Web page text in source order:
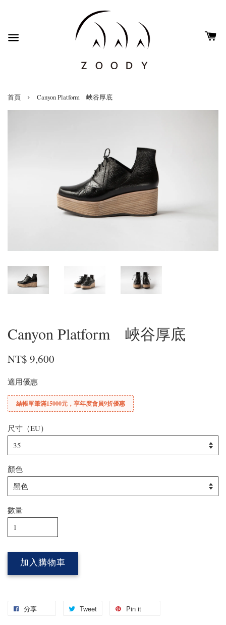
首頁 › Canyon Platform 峽谷厚底
Canyon Platform 峽谷厚底
NT$ 9,600
適用優惠
結帳單筆滿15000元，享年度會員9折優惠
尺寸（EU）
顏色
數量
加入購物車
分享 Tweet Pin it